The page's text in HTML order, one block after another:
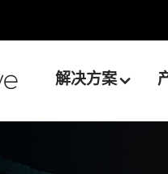
解决方案